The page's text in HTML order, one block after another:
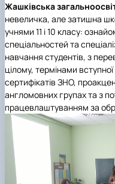
Жашківська
невеличка, але затишна
учнями 11 і 10 класу:
спеціальностей та
навчання студентів, з
цілому, термінами
сертифікатів ЗНО,
англомовних групах та з
працевлаштуванням за